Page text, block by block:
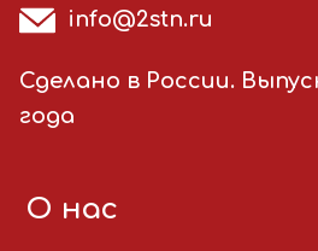
info@2stn.ru
Сделано в России.
года
О нас